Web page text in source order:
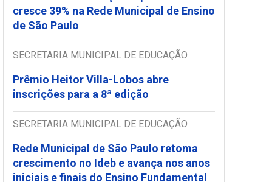
cresce 39% na Rede Municipal de Ensino
de São Paulo
SECRETARIA MUNICIPAL DE EDUCAÇÃO
Prêmio Heitor Villa-Lobos abre
inscrições para a 8ª edição
SECRETARIA MUNICIPAL DE EDUCAÇÃO
Rede Municipal de São Paulo retoma
crescimento no Ideb e avança nos anos
iniciais e finais do Ensino Fundamental